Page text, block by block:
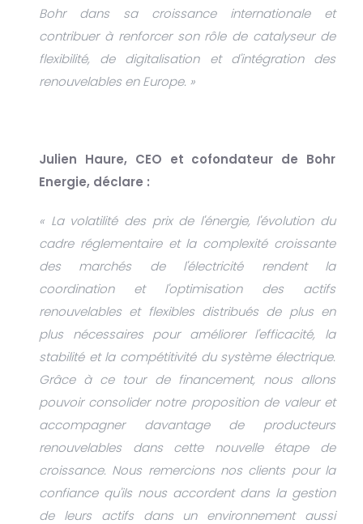
Bohr dans sa croissance internationale et
contribuer à renforcer son rôle de catalyseur de
flexibilité, de digitalisation et d'intégration des
renouvelables en Europe. »
Julien Haure, CEO et cofondateur de Bohr
Energie, déclare :
« La volatilité des prix de l'énergie, l'évolution du
cadre réglementaire et la complexité croissante
des marchés de l'électricité rendent la
coordination et l'optimisation des actifs
renouvelables et flexibles distribués de plus en
plus nécessaires pour améliorer l'efficacité, la
stabilité et la compétitivité du système électrique.
Grâce à ce tour de financement, nous allons
pouvoir consolider notre proposition de valeur et
accompagner davantage de producteurs
renouvelables dans cette nouvelle étape de
croissance. Nous remercions nos clients pour la
confiance qu'ils nous accordent dans la gestion
de leurs actifs dans un environnement aussi